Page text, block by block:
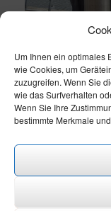
Um Ihnen ein optimales
wie Cookies, um
zuzugreifen. Wenn Sie
wie das Surfverhalten
Wenn Sie Ihre
bestimmte Merkmale